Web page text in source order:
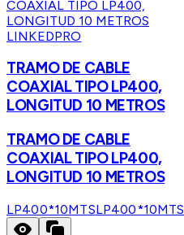
LINKEDPRO
TRAMO DE CABLE
COAXIAL TIPO LP400,
LONGITUD 10 METROS
TRAMO DE CABLE
COAXIAL TIPO LP400,
LONGITUD 10 METROS
LP400*10MTSLP400*10MTS